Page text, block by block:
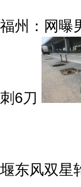
福州：网曝
刺6刀
堰东风双星